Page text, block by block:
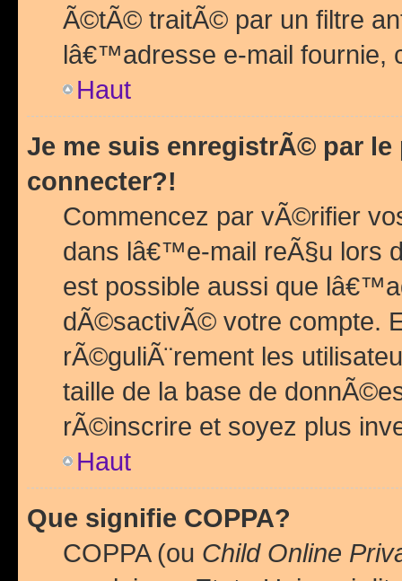
Ã©tÃ© traitÃ© par un filtre
lâ€™adresse e-mail fournie,
Haut
Je me suis enregistrÃ© par
connecter?!
Commencez par vÃ©rifier
dans lâ€™e-mail reÃ§u lors
est possible aussi que
dÃ©sactivÃ© votre compte.
rÃ©guliÃ¨rement les
taille de la base de
rÃ©inscrire et soyez plus
Haut
Que signifie COPPA?
COPPA (ou Child Online